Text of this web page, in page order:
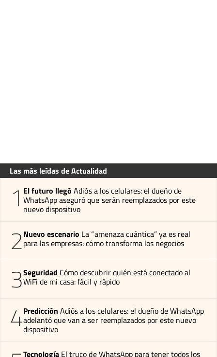
Las más leídas de Actualidad
1 El futuro llegó Adiós a los celulares: el dueño de
WhatsApp aseguró que serán reemplazados por este
nuevo dispositivo
2Nuevo escenario La “amenaza cuántica” ya es real
para las empresas: cómo transforma los negocios
3Seguridad Cómo descubrir quién está conectado al
WiFi de mi casa: fácil y rápido
4Predicción Adiós a los celulares: el dueño de WhatsApp
adelantó que van a ser reemplazados por este nuevo
dispositivo
Tecnología El truco de WhatsApp para tener todos los